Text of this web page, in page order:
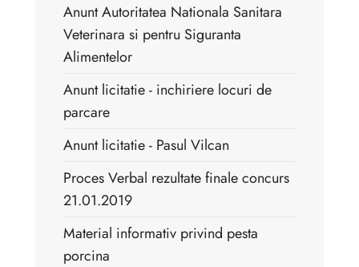
Anunt Autoritatea Nationala Sanitara
Veterinara si pentru Siguranta
Alimentelor
Anunt licitatie - inchiriere locuri de
parcare
Anunt licitatie - Pasul Vilcan
Proces Verbal rezultate finale concurs
21.01.2019
Material informativ privind pesta
porcina